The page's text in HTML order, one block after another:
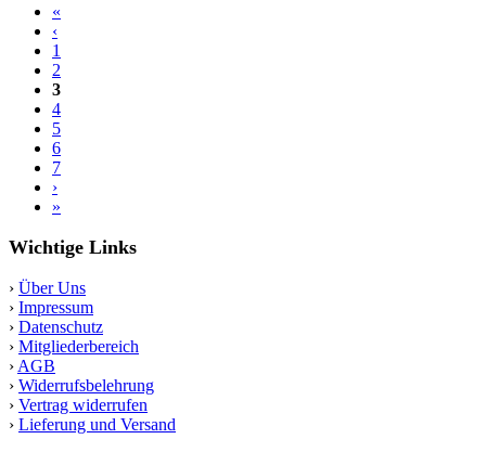
«
‹
1
2
3
4
5
6
7
›
»
Wichtige Links
› Über Uns
› Impressum
› Datenschutz
› Mitgliederbereich
› AGB
› Widerrufsbelehrung
› Vertrag widerrufen
› Lieferung und Versand